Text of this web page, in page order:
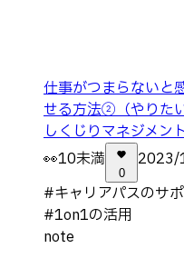
仕事がつまらないと
せる方法②（やりた
しくじりマネジメン
👀10未満
0
2023/
#キャリアパスのサ
#1on1の活用
note